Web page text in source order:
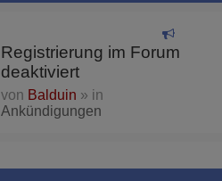
Registrierung im Forum
deaktiviert
von Balduin » in
Ankündigungen